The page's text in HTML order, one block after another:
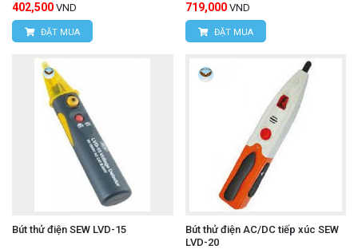
402,500 VND
ĐẶT MUA
719,000 VND
ĐẶT MUA
Bút thử điện SEW LVD-15
Bút thử điện AC/DC tiếp xúc SEW
LVD-20